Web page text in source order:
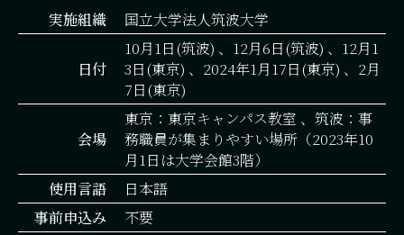
実施組織 国立大学法人筑波大学
日付
10月1日(筑波) 、12月6日(筑波) 、12月1
3日(東京) 、2024年1月17日(東京) 、2月
7日(東京)
会場
東京：東京キャンパス教室 、筑波：事
務職員が集まりやすい場所（2023年10
月1日は大学会館3階）
使用言語
日本語
事前申込み
不要